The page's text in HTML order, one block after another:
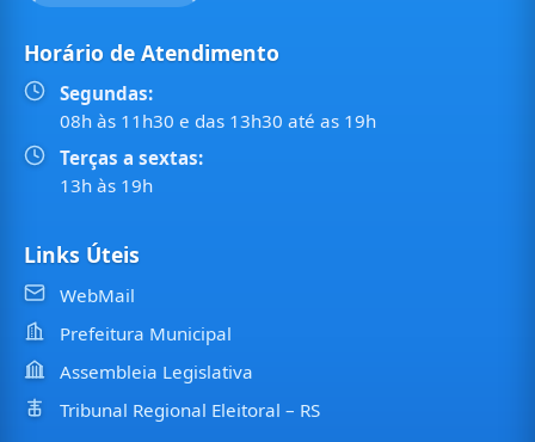
Horário de Atendimento
Segundas:
08h às 11h30 e das 13h30 até as 19h
Terças a sextas:
13h às 19h
Links Úteis
WebMail
Prefeitura Municipal
Assembleia Legislativa
Tribunal Regional Eleitoral – RS